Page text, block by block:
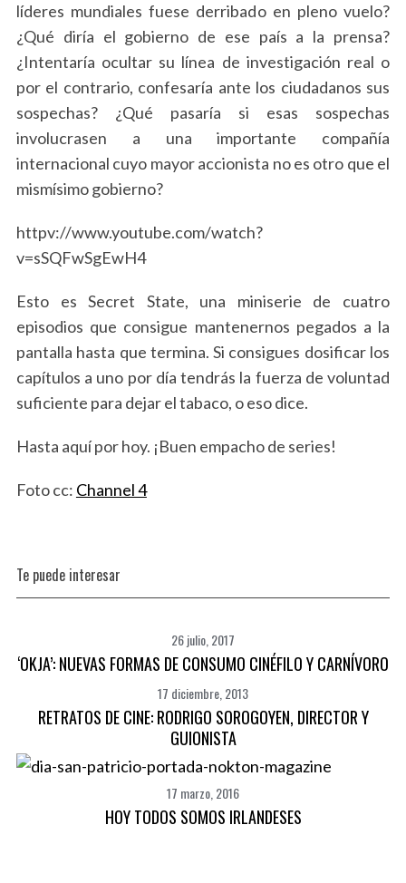
líderes mundiales fuese derribado en pleno vuelo?
¿Qué diría el gobierno de ese país a la prensa?
¿Intentaría ocultar su línea de investigación real o
por el contrario, confesaría ante los ciudadanos sus
sospechas? ¿Qué pasaría si esas sospechas
involucrasen a una importante compañía
internacional cuyo mayor accionista no es otro que el
mismísimo gobierno?
httpv://www.youtube.com/watch?
v=sSQFwSgEwH4
Esto es Secret State, una miniserie de cuatro
episodios que consigue mantenernos pegados a la
pantalla hasta que termina. Si consigues dosificar los
capítulos a uno por día tendrás la fuerza de voluntad
suficiente para dejar el tabaco, o eso dice.
Hasta aquí por hoy. ¡Buen empacho de series!
Foto cc: Channel 4
Te puede interesar
26 julio, 2017
‘OKJA’: NUEVAS FORMAS DE CONSUMO CINÉFILO Y CARNÍVORO
17 diciembre, 2013
RETRATOS DE CINE: RODRIGO SOROGOYEN, DIRECTOR Y
GUIONISTA
17 marzo, 2016
HOY TODOS SOMOS IRLANDESES